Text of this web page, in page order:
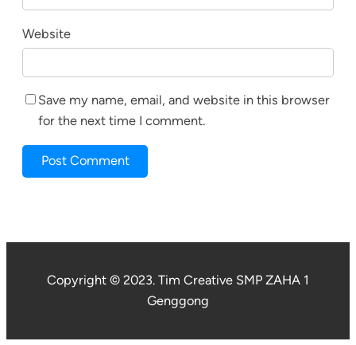
Website
Save my name, email, and website in this browser
for the next time I comment.
Copyright © 2023. Tim Creative SMP ZAHA 1
Genggong